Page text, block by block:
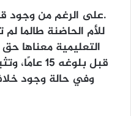
.على الرغم من وجود
للأم الحاضنة طالما
التعليمية معناها
قبل بلوغه
وفي حالة وجود